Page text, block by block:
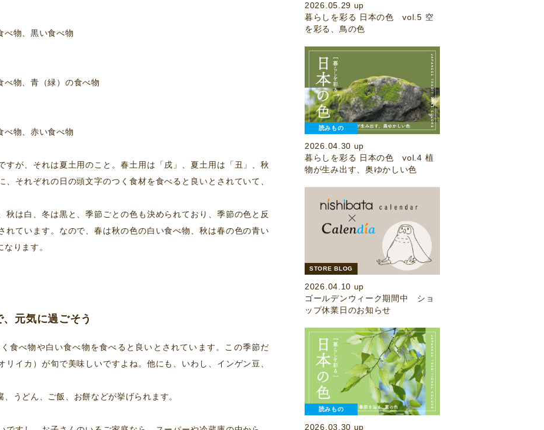
べ物、黒い食べ物
べ物、青（緑）の食べ物
べ物、赤い食べ物
すが、それは夏土用のこと。春土用は「戌」、夏土用は「丑」、秋
、それぞれの日の頭文字のつく食材を食べると良いとされていて、
秋は白、冬は黒と、季節ごとの色も決められており、季節の色と反
れています。なので、春は秋の色の白い食べ物、秋は春の色の青い
ります。
元気に過ごそう
食べ物や白い食べ物を食べると良いとされています。この季節だ
リイカ）が旬で美味しいですよね。他にも、いわし、インゲン豆、
うどん、ご飯、お餅などが挙げられます。
2026.05.29 up
暮らしを彩る 日本の色 vol.5 空
を彩る、鳥の色
読みもの
2026.04.30 up
暮らしを彩る 日本の色 vol.4 植
物が生み出す、奥ゆかしい色
STORE BLOG
2026.04.10 up
ゴールデンウィーク期間中 ショ
ップ休業日のお知らせ
読みもの
2026.03.30 up